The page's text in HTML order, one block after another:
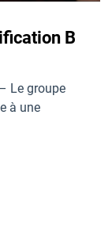
B
Le groupe
à une